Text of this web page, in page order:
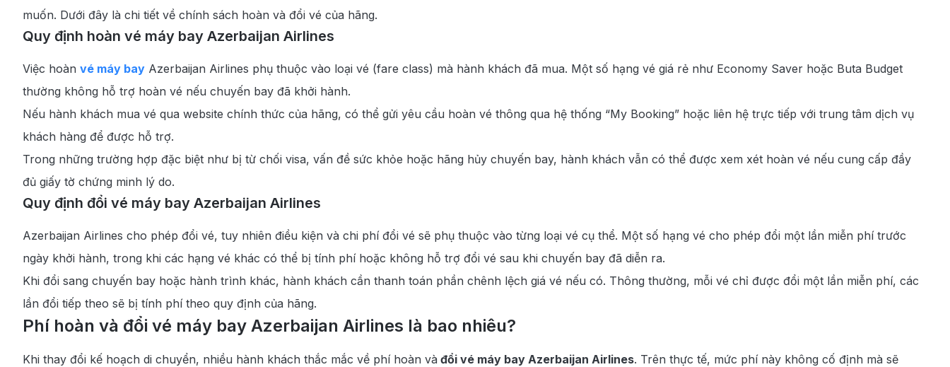
muốn. Dưới đây là chi tiết về chính sách hoàn và đổi vé của hãng.
Quy định hoàn vé máy bay Azerbaijan Airlines
Việc hoàn vé máy bay Azerbaijan Airlines phụ thuộc vào loại vé (fare class) mà hành khách đã mua. Một số hạng vé giá rẻ như Economy Saver hoặc Buta Budget
thường không hỗ trợ hoàn vé nếu chuyến bay đã khởi hành.
Nếu hành khách mua vé qua website chính thức của hãng, có thể gửi yêu cầu hoàn vé thông qua hệ thống “My Booking” hoặc liên hệ trực tiếp với trung tâm dịch vụ
khách hàng để được hỗ trợ.
Trong những trường hợp đặc biệt như bị từ chối visa, vấn đề sức khỏe hoặc hãng hủy chuyến bay, hành khách vẫn có thể được xem xét hoàn vé nếu cung cấp đầy
đủ giấy tờ chứng minh lý do.
Quy định đổi vé máy bay Azerbaijan Airlines
Azerbaijan Airlines cho phép đổi vé, tuy nhiên điều kiện và chi phí đổi vé sẽ phụ thuộc vào từng loại vé cụ thể. Một số hạng vé cho phép đổi một lần miễn phí trước
ngày khởi hành, trong khi các hạng vé khác có thể bị tính phí hoặc không hỗ trợ đổi vé sau khi chuyến bay đã diễn ra.
Khi đổi sang chuyến bay hoặc hành trình khác, hành khách cần thanh toán phần chênh lệch giá vé nếu có. Thông thường, mỗi vé chỉ được đổi một lần miễn phí, các
lần đổi tiếp theo sẽ bị tính phí theo quy định của hãng.
Phí hoàn và đổi vé máy bay Azerbaijan Airlines là bao nhiêu?
Khi thay đổi kế hoạch di chuyển, nhiều hành khách thắc mắc về phí hoàn và đổi vé máy bay Azerbaijan Airlines. Trên thực tế, mức phí này không cố định mà sẽ